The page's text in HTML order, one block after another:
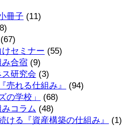
冊子 (11)
(67)
けセミナー (55)
み合宿 (9)
ス研究会 (3)
れる仕組み』
(94)
の学校」
(68)
みコラム (48)
る『資産構築の仕組み』
(1)